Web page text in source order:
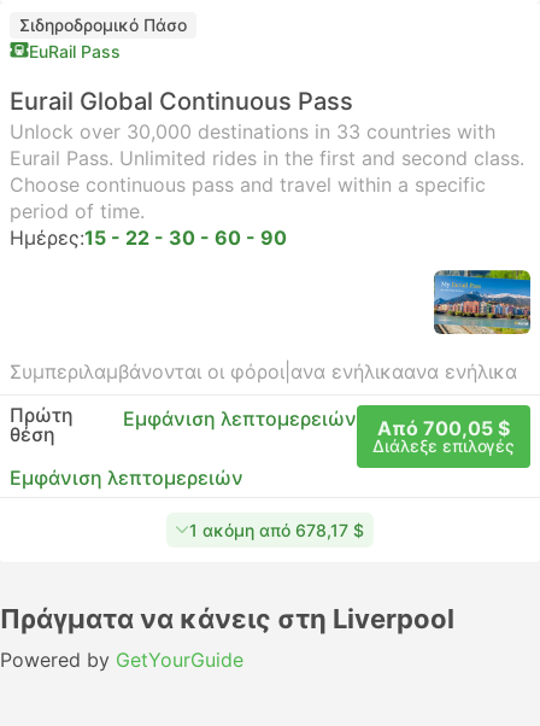
Σιδηροδρομικό Πάσο
EuRail Pass
Eurail Global Continuous Pass
Unlock over 30,000 destinations in 33 countries with
Eurail Pass. Unlimited rides in the first and second class.
Choose continuous pass and travel within a specific
period of time.
Ημέρες:15 - 22 - 30 - 60 - 90
Συμπεριλαμβάνονται οι φόροι ανα ενήλικαανα ενήλικα
Πρώτη
θέση
Εμφάνιση λεπτομερειών Από 700,05 $
Διάλεξε επιλογές
Εμφάνιση λεπτομερειών
1 ακόμη από 678,17 $
Πράγματα να κάνεις στη Liverpool
Powered by GetYourGuide